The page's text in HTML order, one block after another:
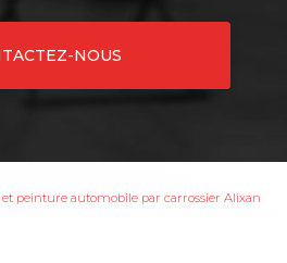
NOUS
et peinture automobile par carrossier Alixan